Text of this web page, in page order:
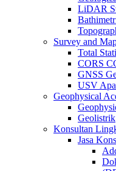
LiDAR
Survey and
Total
CORS
GNSS
USV
Geophysical
Geolistrik
Konsultan
Jasa